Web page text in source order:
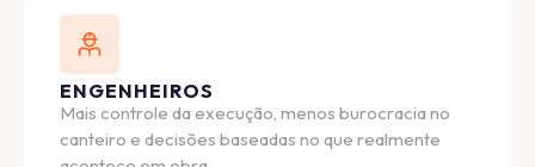
ENGENHEIROS
Mais controle da execução, menos burocracia no
canteiro e decisões baseadas no que realmente